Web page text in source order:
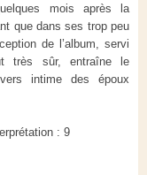
mois après la
que dans ses trop peu
de l’album, servi
très sûr, entraîne le
intime des époux
: 9